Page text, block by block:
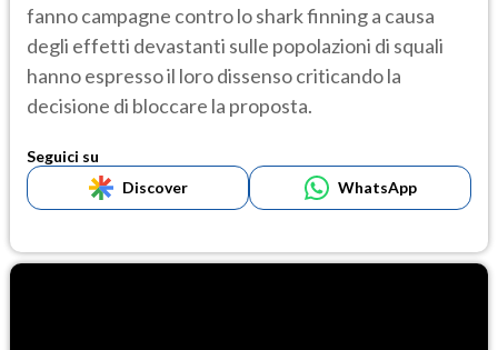
fanno campagne contro lo shark finning a causa
degli effetti devastanti sulle popolazioni di squali
hanno espresso il loro dissenso criticando la
decisione di bloccare la proposta.
Seguici su
Discover
WhatsApp